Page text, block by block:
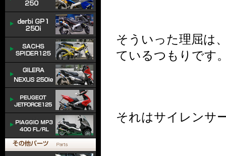
そういった理屈は
ているつもりです
それはサイレンサ